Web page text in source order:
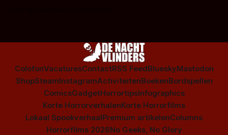
ColofonVacaturesContactRSS FeedBlueskyMastodon
ShopSteamInstagramActiviteitenBoekenBordspellen
ComicsGadgetHorrortipsInfographics
Korte HorrorverhalenKorte Horrorfilms
Lokaal SpookverhaalPremium artikelenColumns
Horrorfilms 2026No Geeks, No Glory